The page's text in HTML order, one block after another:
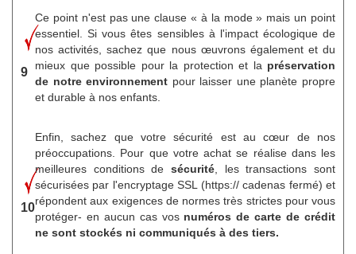
9
Ce point n'est pas une clause « à la mode » mais un point
essentiel. Si vous êtes sensibles à l'impact écologique de
nos activités, sachez que nous œuvrons également et du
mieux que possible pour la protection et la préservation
de notre environnement pour laisser une planète propre
et durable à nos enfants.
10
Enfin, sachez que votre sécurité est au cœur de nos
préoccupations. Pour que votre achat se réalise dans les
meilleures conditions de sécurité , les transactions sont
sécurisées par l'encryptage SSL (https:// cadenas fermé) et
répondent aux exigences de normes très strictes pour vous
protéger- en aucun cas vos numéros de carte de crédit
ne sont stockés ni communiqués à des tiers.